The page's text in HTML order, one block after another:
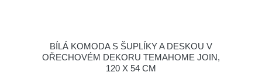
BÍLÁ KOMODA S ŠUPLÍKY A DESKOU V
OŘECHOVÉM DEKORU TEMAHOME JOIN,
120 X 54 CM